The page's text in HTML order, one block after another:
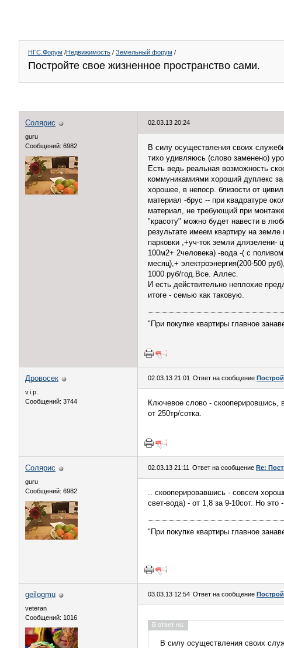
НГС.Форум /Недвижимость / Земельный форум /
Постройте свое жизненное пространство сами.
Солярис
guru
Сообщений: 6982
02.03.13 20:24
В силу осуществления своих
тихо удивляюсь (слово заменено)
Есть ведь реальная возможность
коммуникамиями хороший дуплекс
хорошее, в непоср. близости от
материал -брус -- при квадратуре
материал, не требующий при
"красоту" можно будет навести в
результате имеем квартиру на
парковки ,+уч-ток земли
100м2+ 2человека) -вода -( с
месяц),+ электроэнергия(200-500
1000 руб/год.Все. Аллес.
И есть действительно неплохие
итоге - семью как таковую.
"При покупке квартиры главное
Дровосек
v.i.p.
Сообщений: 3744
02.03.13 21:01 Ответ на сообщение
Ключевое слово - скооперировшись,
от 250тр/сотка.
Солярис
guru
Сообщений: 6982
02.03.13 21:11 Ответ на сообщение Re:
.. скооперировавшись - совсем
свет-вода) - от 1,8 за 9-10сот. Но
"При покупке квартиры главное
geilogmu
veteran
Сообщений: 1016
03.03.13 12:54 Ответ на сообщение
В ответ на:
В силу осуществления своих